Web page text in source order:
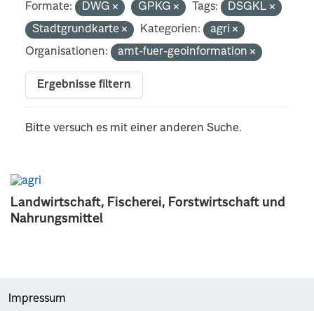
Landwirtschaft, Fischerei, Forstwirtschaft und
Nahrungsmittel
Formate: DWG GPKG Tags:
DSGKL
Stadtgrundkarte
Kategorien:
agri
Organisationen:
amt-fuer-geoinformation
Ergebnisse filtern
Bitte versuch es mit einer anderen Suche.
Impressum